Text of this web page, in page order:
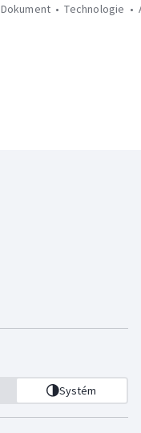
Dokument
Technologie
Systém